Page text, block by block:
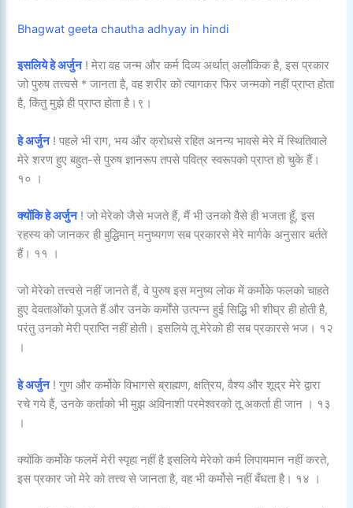
Bhagwat geeta chautha adhyay in hindi
इसलिये हे अर्जुन! मेरा वह जन्म और कर्म दिव्य अर्थात् अलौकिक है, इस प्रकार
जो पुरुष तत्त्वसे * जानता है, वह शरीर को त्यागकर फिर जन्मको नहीं प्राप्त होता
है, किंतु मुझे ही प्राप्त होता है।९।
हे अर्जुन! पहले भी राग, भय और क्रोधसे रहित अनन्य भावसे मेरे में स्थितिवाले
मेरे शरण हुए बहुत-से पुरुष ज्ञानरूप तपसे पवित्र स्वरूपको प्राप्त हो चुके हैं।
१० ।
क्योंकि हे अर्जुन! जो मेरेको जैसे भजते हैं, मैं भी उनको वैसे ही भजता हूँ, इस
रहस्य को जानकर ही बुद्धिमान् मनुष्यगण सब प्रकारसे मेरे मार्गके अनुसार बर्तते
हैं। ११ ।
जो मेरेको तत्त्वसे नहीं जानते हैं, वे पुरुष इस मनुष्य लोक में कर्मोके फलको चाहते
हुए देवताओंको पूजते हैं और उनके कर्मोंसे उत्पन्न हुई सिद्धि भी शीघ्र ही होती है,
परंतु उनको मेरी प्राप्ति नहीं होती। इसलिये तू मेरेको ही सब प्रकारसे भज। १२
।
हे अर्जुन! गुण और कर्मोके विभागसे ब्राह्मण, क्षत्रिय, वैश्य और शूद्र मेरे द्वारा
रचे गये हैं, उनके कर्ताको भी मुझ अविनाशी परमेश्वरको तू अकर्ता ही जान । १३
।
क्योंकि कर्मोके फलमें मेरी स्पृहा नहीं है इसलिये मेरेको कर्म लिपायमान नहीं करते,
इस प्रकार जो मेरे को तत्त्व से जानता है, वह भी कर्मोसे नहीं बँधता है। १४ ।